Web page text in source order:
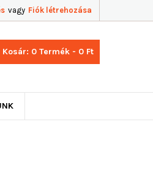
vagy Fiók létrehozása
Kosár: 0 Termék - 0 Ft